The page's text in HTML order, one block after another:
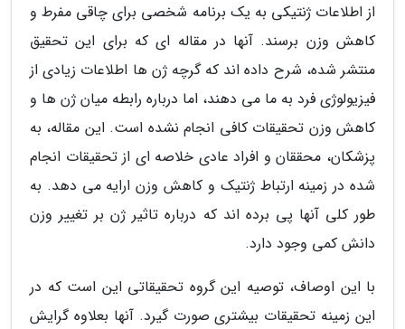
از اطلاعات ژنتیکی به یک برنامه شخصی برای چاقی مفرط و
کاهش وزن برسند. آنها در مقاله ای که برای این تحقیق
منتشر شده، شرح داده اند که گرچه ژن ها اطلاعات زیادی از
فیزیولوژی فرد به ما می دهند، اما درباره رابطه میان ژن ها و
کاهش وزن تحقیقات کافی انجام نشده است. این مقاله، به
پزشکان، محققان و افراد عادی خلاصه ای از تحقیقات انجام
شده در زمینه ارتباط ژنتیک و کاهش وزن ارایه می دهد. به
طور کلی آنها پی برده اند که درباره تاثیر ژن بر تغییر وزن
دانش کمی وجود دارد.
با این اوصاف، توصیه این گروه تحقیقاتی این است که در
این زمینه تحقیقات بیشتری صورت گیرد. آنها بعلاوه گرایش